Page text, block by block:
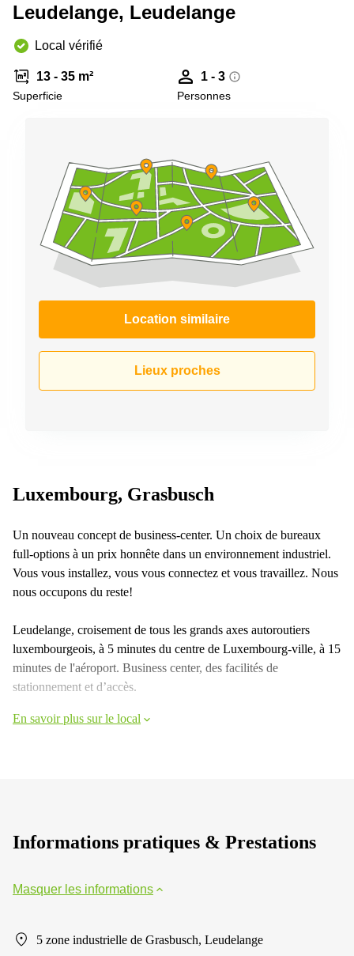
Leudelange, Leudelange
Local vérifié
13 - 35 m²
Superficie
1 - 3
Personnes
Location similaire
Lieux proches
Luxembourg, Grasbusch
Un nouveau concept de business-center. Un choix de bureaux
full-options à un prix honnête dans un environnement industriel.
Vous vous installez, vous vous connectez et vous travaillez. Nous
nous occupons du reste!
Leudelange, croisement de tous les grands axes autoroutiers
luxembourgeois, à 5 minutes du centre de Luxembourg-ville, à 15
minutes de l'aéroport. Business center, des facilités de
stationnement et d’accès.
En savoir plus sur le local
Informations pratiques & Prestations
Masquer les informations
5 zone industrielle de Grasbusch, Leudelange